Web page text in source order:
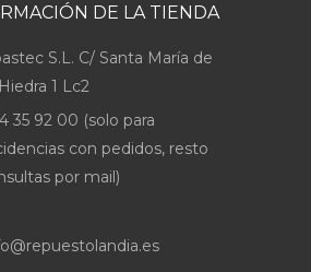
DE LA TIENDA
S.L. C/ Santa María de
1 Lc2
35 92 00 (solo para
con pedidos, resto
por mail)